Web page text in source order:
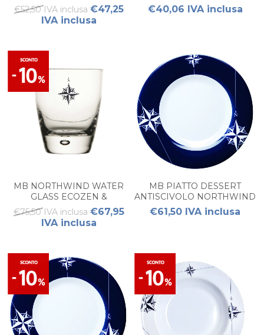
€52,50 IVA inclusa €47,25
IVA inclusa
€40,06 IVA inclusa
MB NORTHWIND WATER
GLASS ECOZEN &
ANTISCIVOLO (6PZ)
€75,50 IVA inclusa €67,95
IVA inclusa
MB PIATTO DESSERT
ANTISCIVOLO NORTHWIND
(6 PZ)
€61,50 IVA inclusa